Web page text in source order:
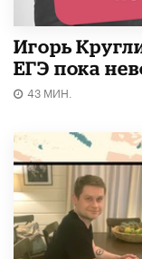
Игорь
ЕГЭ пока
43 МИН.